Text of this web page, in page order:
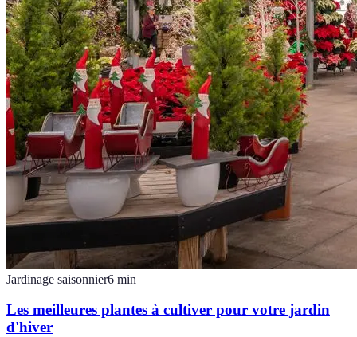
Jardinage saisonnier6 min
Les meilleures plantes à cultiver pour votre jardin
d'hiver